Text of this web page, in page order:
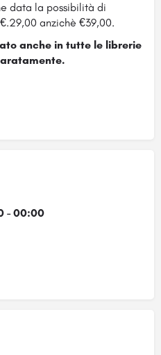
data la possibilità di
anzichè €39,00.
anche in tutte le librerie
- 00:00